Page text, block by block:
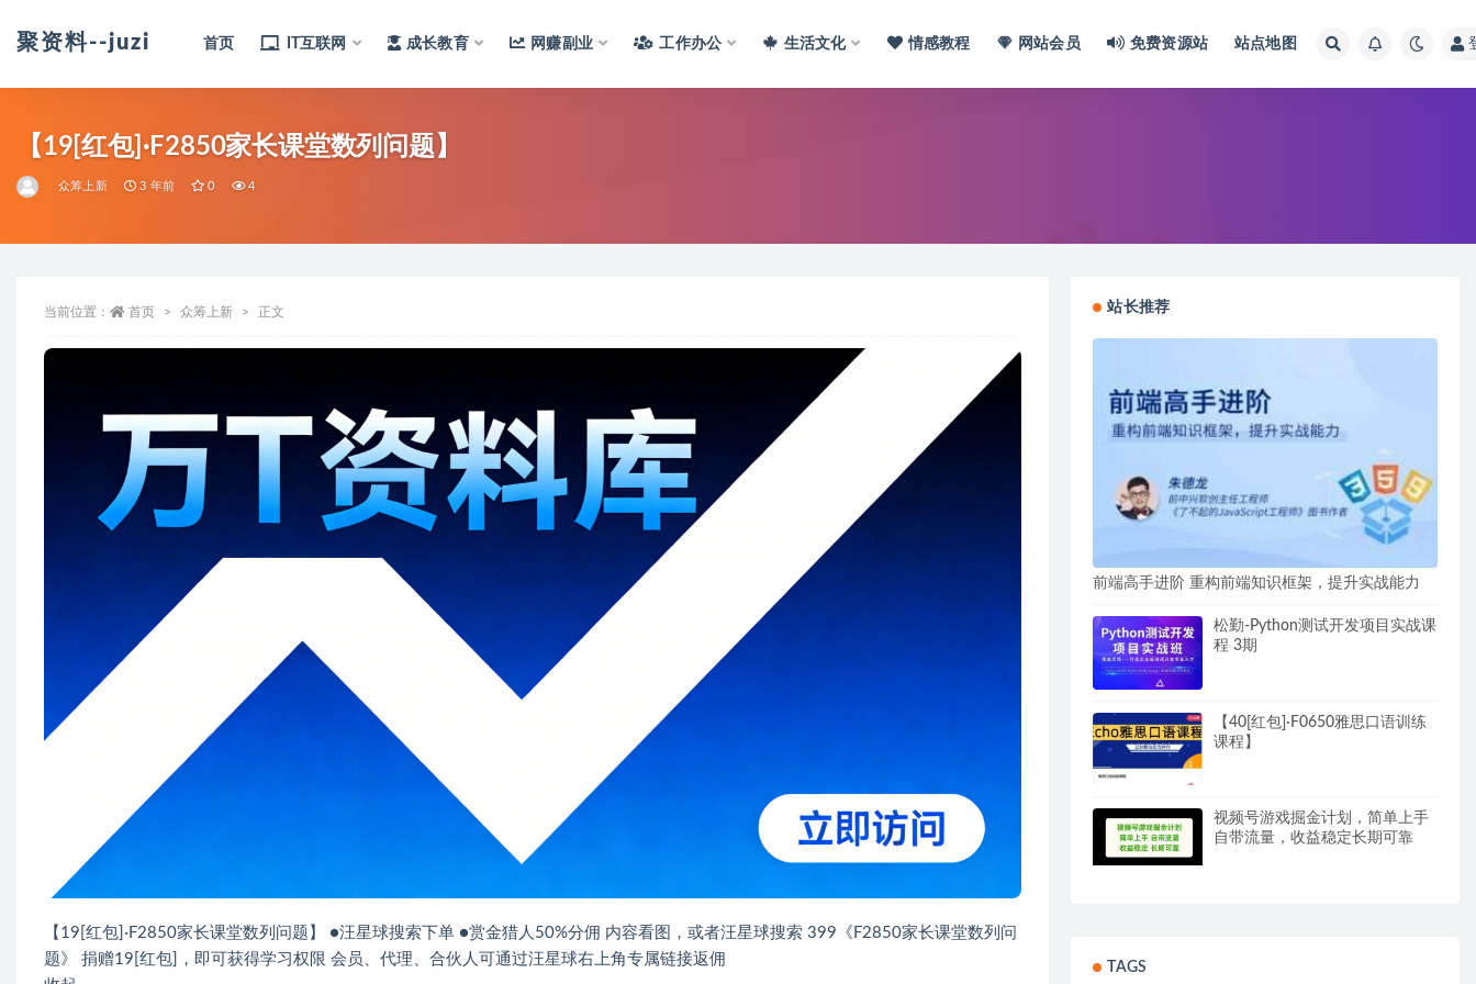
聚资料--juziliao.com--全网资料整合平台
首页 IT互联网 成长教育 网赚副业 工作办公 生活文化 情感教程 网站会员 免费资源站 站点地图
【19[红包]·F2850家长课堂数列问题】
众筹上新 3 年前 0 4
当前位置： 首页 众筹上新 正文
【19[红包]·F2850家长课堂数列问题】 ●汪星球搜索下单 ●赏金猎人50%分佣 内容看图，或者汪星球搜索 399《F2850家长课堂数列问
题》 捐赠19[红包]，即可获得学习权限 会员、代理、合伙人可通过汪星球右上角专属链接返佣
站长推荐
前端高手进阶 重构前端知识框架，提升实战能力
松勤-Python测试开发项目实战课
程 3期
【40[红包]·F0650雅思口语训练
课程】
视频号游戏掘金计划，简单上手
自带流量，收益稳定长期可靠
TAGS